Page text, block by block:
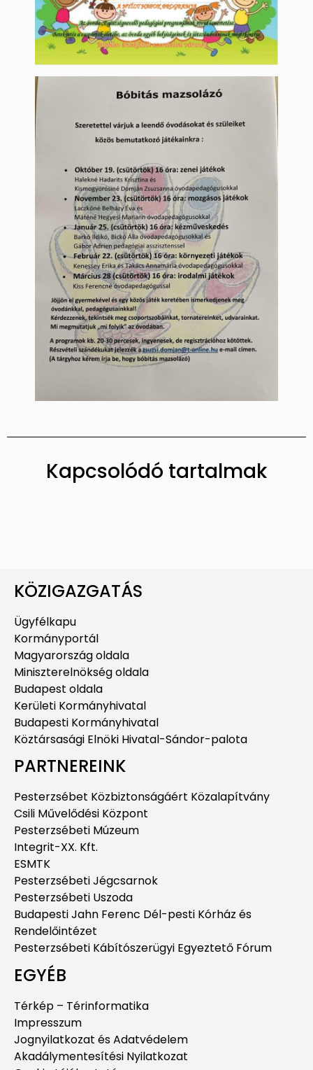
Kapcsolódó tartalmak
KÖZIGAZGATÁS
Ügyfélkapu
Kormányportál
Magyarország oldala
Miniszterelnökség oldala
Budapest oldala
Kerületi Kormányhivatal
Budapesti Kormányhivatal
Köztársasági Elnöki Hivatal-Sándor-palota
PARTNEREINK
Pesterzsébet Közbiztonságáért Közalapítvány
Csili Művelődési Központ
Pesterzsébeti Múzeum
Integrit-XX. Kft.
ESMTK
Pesterzsébeti Jégcsarnok
Pesterzsébeti Uszoda
Budapesti Jahn Ferenc Dél-pesti Kórház és
Rendelőintézet
Pesterzsébeti Kábítószerügyi Egyeztető Fórum
EGYÉB
Térkép – Térinformatika
Impresszum
Jognyilatkozat és Adatvédelem
Akadálymentesítési Nyilatkozat